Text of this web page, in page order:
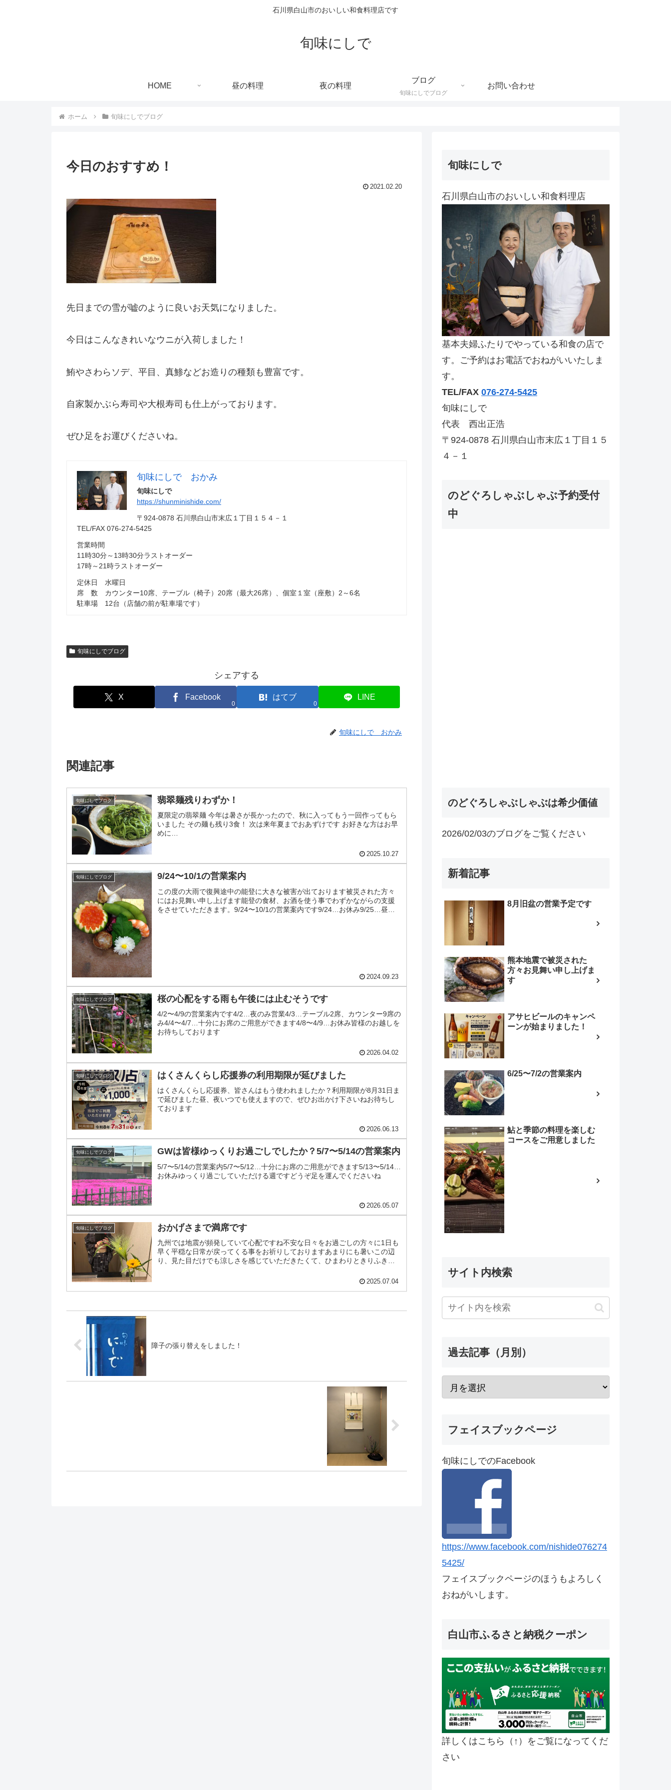
石川県白山市のおいしい和食料理店です
旬味にしで
HOME 昼の料理 夜の料理
ブログ
旬味にしでブログ
お問い合わせ
ホーム 旬味にしでブログ
今日のおすすめ！
2021.02.20
先日までの雪が嘘のように良いお天気になりました。
今日はこんなきれいなウニが入荷しました！
鮪やさわらソデ、平目、真鯵などお造りの種類も豊富です。
自家製かぶら寿司や大根寿司も仕上がっております。
ぜひ足をお運びくださいね。
旬味にしで おかみ
旬味にしで
https://shunminishide.com/
〒924-0878 石川県白山市末広１丁目１５４－１
TEL/FAX 076-274-5425
営業時間
11時30分～13時30分ラストオーダー
17時～21時ラストオーダー
定休日 水曜日
席 数 カウンター10席、テーブル（椅子）20席（最大26席）、個室１室（座敷）2～6名
駐車場 12台（店舗の前が駐車場です）
旬味にしでブログ
シェアする
X Facebook
0
はてブ
0
LINE
旬味にしで おかみ
関連記事
旬味にしでブログ 翡翠麺残りわずか！
夏限定の翡翠麺 今年は暑さが長かったので、秋に入ってもう一回作ってもら
いました その麺も残り3食！ 次は来年夏までおあずけです お好きな方はお早
めに…
2025.10.27
旬味にしでブログ 9/24〜10/1の営業案内
この度の大雨で復興途中の能登に大きな被害が出ております被災された方々
にはお見舞い申し上げます能登の食材、お酒を使う事でわずかながらの支援
をさせていただきます。9/24〜10/1の営業案内です9/24…お休み9/25…昼は
2024.09.23
旬味にしでブログ 桜の心配をする雨も午後には止むそうです
4/2〜4/9の営業案内です4/2…夜のみ営業4/3…テーブル2席、カウンター9席の
み4/4〜4/7…十分にお席のご用意ができます4/8〜4/9…お休み皆様のお越しを
お待ちしております
2026.04.02
旬味にしでブログ はくさんくらし応援券の利用期限が延びました
はくさんくらし応援券、皆さんはもう使われましたか？利用期限が8月31日ま
で延びました昼、夜いつでも使えますので、ぜひお出かけ下さいねお待ちし
ております
2026.06.13
旬味にしでブログ GWは皆様ゆっくりお過ごしでしたか？5/7〜5/14の営業案内
5/7〜5/14の営業案内5/7〜5/12…十分にお席のご用意ができます5/13〜5/14…
お休みゆっくり過ごしていただける週ですどうぞ足を運んでくださいね
2026.05.07
旬味にしでブログ おかげさまで満席です
九州では地震が頻発していて心配ですね不安な日々をお過ごしの方々に1日も
早く平穏な日常が戻ってくる事をお祈りしておりますあまりにも暑いこの辺
り、見た目だけでも涼しさを感じていただきたくて、ひまわりときりふき草
2025.07.04
障子の張り替えをしました！
旬味にしで
石川県白山市のおいしい和食料理店
基本夫婦ふたりでやっている和食の店で
す。ご予約はお電話でおねがいいたしま
す。
TEL/FAX 076-274-5425
旬味にしで
代表 西出正浩
〒924-0878 石川県白山市末広１丁目１５
４－１
のどぐろしゃぶしゃぶ予約受付
中
のどぐろしゃぶしゃぶは希少価値
2026/02/03のブログをご覧ください
新着記事
8月旧盆の営業予定です
熊本地震で被災された
方々お見舞い申し上げま
す
アサヒビールのキャンペ
ーンが始まりました！
6/25〜7/2の営業案内
鮎と季節の料理を楽しむ
コースをご用意しました
サイト内検索
過去記事（月別）
フェイスブックページ
旬味にしでのFacebook
https://www.facebook.com/nishide076274
5425/
フェイスブックページのほうもよろしく
おねがいします。
白山市ふるさと納税クーポン
詳しくはこちら（↑）をご覧になってくだ
さい